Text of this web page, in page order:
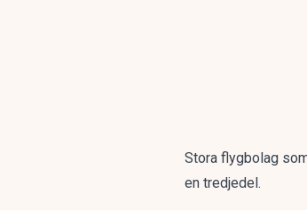
Stora flygbolag
en tredjedel.